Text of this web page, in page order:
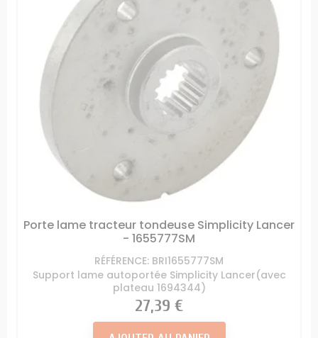
Porte lame tracteur tondeuse Simplicity Lancer
- 1655777SM
RÉFÉRENCE: BRI1655777SM
Support lame autoportée Simplicity Lancer(avec
plateau 1694344)
Prix
27,39 €